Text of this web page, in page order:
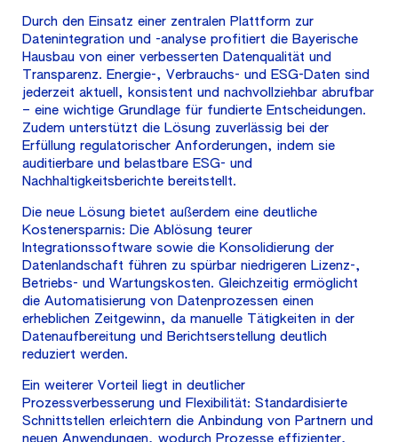
Durch den Einsatz einer zentralen Plattform zur
Datenintegration und -analyse profitiert die Bayerische
Hausbau von einer verbesserten Datenqualität und
Transparenz. Energie-, Verbrauchs- und ESG-Daten sind
jederzeit aktuell, konsistent und nachvollziehbar abrufbar
– eine wichtige Grundlage für fundierte Entscheidungen.
Zudem unterstützt die Lösung zuverlässig bei der
Erfüllung regulatorischer Anforderungen, indem sie
auditierbare und belastbare ESG- und
Nachhaltigkeitsberichte bereitstellt.
Die neue Lösung bietet außerdem eine deutliche
Kostenersparnis: Die Ablösung teurer
Integrationssoftware sowie die Konsolidierung der
Datenlandschaft führen zu spürbar niedrigeren Lizenz-,
Betriebs- und Wartungskosten. Gleichzeitig ermöglicht
die Automatisierung von Datenprozessen einen
erheblichen Zeitgewinn, da manuelle Tätigkeiten in der
Datenaufbereitung und Berichtserstellung deutlich
reduziert werden.
Ein weiterer Vorteil liegt in deutlicher
Prozessverbesserung und Flexibilität: Standardisierte
Schnittstellen erleichtern die Anbindung von Partnern und
neuen Anwendungen, wodurch Prozesse effizienter,